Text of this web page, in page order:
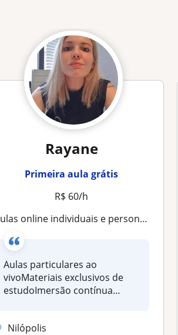
Rayane
Primeira aula grátis
R$ 60/h
Aulas online individuais e personalizadas com professora formada em Letras pela UFRJ
Aulas particulares ao
vivoMateriais exclusivos de
estudoImersão contínua
Nilópolis